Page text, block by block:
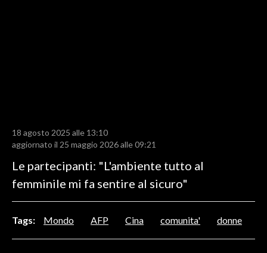
RISULTATI E CLASSIFICHE
CALCIO REGIONALE
BASKET
MOTORI
18 agosto 2025 alle 13:10
aggiornato il 25 maggio 2026 alle 09:21
Le partecipanti: "L'ambiente tutto al
femminile mi fa sentire al sicuro"
Tags: Mondo AFP Cina comunita' donne